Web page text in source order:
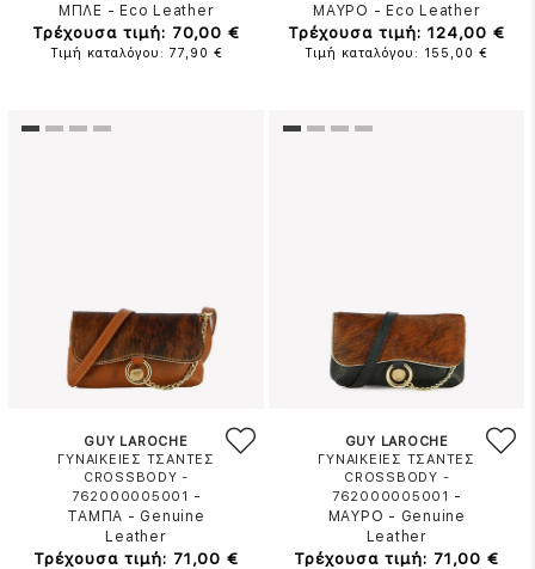
ΜΠΛΕ - Eco Leather
Τρέχουσα τιμή: 70,00 €
Τιμή καταλόγου: 77,90 €
ΜΑΥΡΟ - Eco Leather
Τρέχουσα τιμή: 124,00 €
Τιμή καταλόγου: 155,00 €
GUY LAROCHE
ΓΥΝΑΙΚΕΙΕΣ ΤΣΑΝΤΕΣ
CROSSBODY -
762000005001 -
ΤΑΜΠΑ - Genuine
Leather
Τρέχουσα τιμή: 71,00 €
GUY LAROCHE
ΓΥΝΑΙΚΕΙΕΣ ΤΣΑΝΤΕΣ
CROSSBODY -
762000005001 -
ΜΑΥΡΟ - Genuine
Leather
Τρέχουσα τιμή: 71,00 €